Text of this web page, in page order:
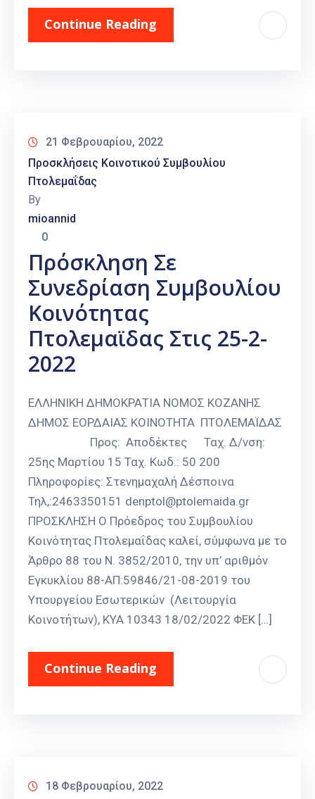
Continue Reading
21 Φεβρουαρίου, 2022
Προσκλήσεις Κοινοτικού Συμβουλίου
Πτολεμαΐδας
By
mioannid
0
Πρόσκληση Σε
Συνεδρίαση Συμβουλίου
Κοινότητας
Πτολεμαϊδας Στις 25-2-
2022
ΕΛΛΗΝΙΚΗ ΔΗΜΟΚΡΑΤΙΑ ΝΟΜΟΣ ΚΟΖΑΝΗΣ
ΔΗΜΟΣ ΕΟΡΔΑΙΑΣ ΚΟΙΝΟΤΗΤΑ ΠΤΟΛΕΜΑΪΔΑΣ
Προς: Αποδέκτες Ταχ. Δ/νση:
25ης Μαρτίου 15 Ταχ. Κωδ.: 50 200
Πληροφορίες: Στενημαχαλή Δέσποινα
Τηλ,:2463350151 denptol@ptolemaida.gr
ΠΡΟΣΚΛΗΣΗ Ο Πρόεδρος του Συμβουλίου
Κοινότητας Πτολεμαΐδας καλεί, σύμφωνα με το
Άρθρο 88 του Ν. 3852/2010, την υπ’ αριθμόν
Εγκυκλίου 88-ΑΠ:59846/21-08-2019 του
Υπουργείου Εσωτερικών (Λειτουργία
Κοινοτήτων), ΚΥΑ 10343 18/02/2022 ΦΕΚ […]
Continue Reading
18 Φεβρουαρίου, 2022